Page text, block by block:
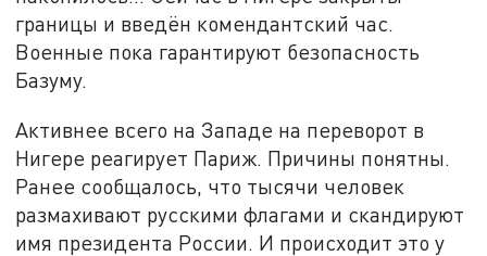
границы и введён комендантский час.
Военные пока гарантируют безопасность
Базуму.
Активнее всего на Западе на переворот в
Нигере реагирует Париж. Причины понятны.
Ранее сообщалось, что тысячи человек
размахивают русскими флагами и скандируют
имя президента России. И происходит это у